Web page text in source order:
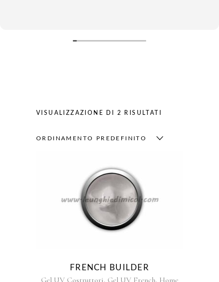
VISUALIZZAZIONE DI 2 RISULTATI
ORDINAMENTO PREDEFINITO
Questo
prodotto
ha
più
opzioni
FRENCH BUILDER
Gel UV Costruttori, Gel UV French, Home